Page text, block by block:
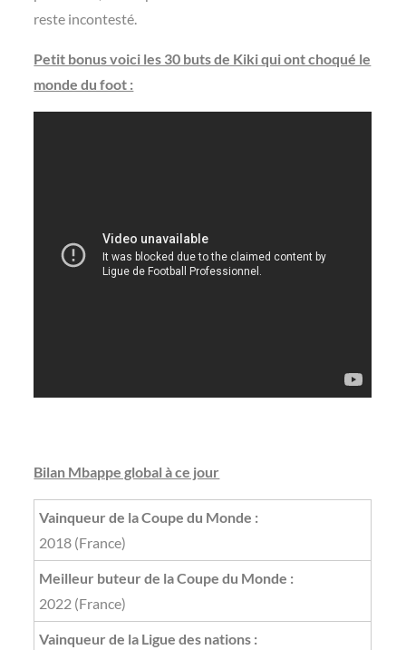
reste incontesté.
Petit bonus voici les 30 buts de Kiki qui ont choqué le
monde du foot :
Bilan Mbappe global à ce jour
Vainqueur de la Coupe du Monde :
2018 (France)
Meilleur buteur de la Coupe du Monde :
2022 (France)
Vainqueur de la Ligue des nations :